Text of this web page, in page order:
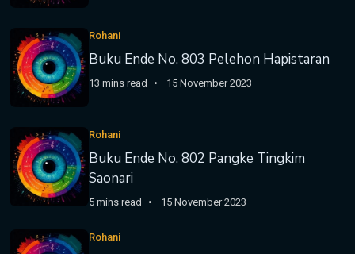
Rohani
Buku Ende No. 803 Pelehon Hapistaran
13 mins read 15 November 2023
Rohani
Buku Ende No. 802 Pangke Tingkim
Saonari
5 mins read 15 November 2023
Rohani